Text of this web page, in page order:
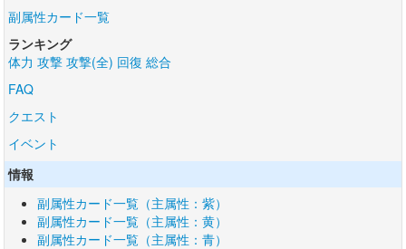
副属性カード一覧
ランキング
体力 攻撃 攻撃(全) 回復 総合
FAQ
クエスト
イベント
情報
副属性カード一覧（主属性：紫）
副属性カード一覧（主属性：黄）
副属性カード一覧（主属性：青）